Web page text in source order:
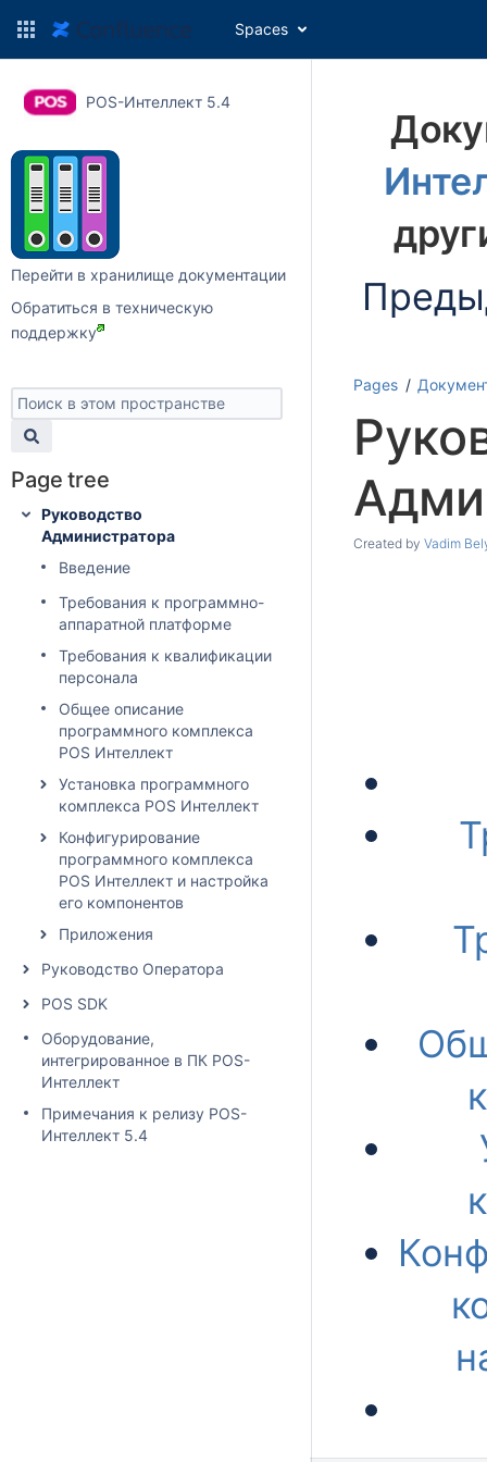
Spaces
POS-Интеллект 5.4
Перейти в хранилище документации
Обратиться в техническую
поддержку
Page tree
Руководство
Администратора
Введение
Требования к программно-
аппаратной платформе
Требования к квалификации
персонала
Общее описание
программного комплекса
POS Интеллект
Установка программного
комплекса POS Интеллект
Конфигурирование
программного комплекса
POS Интеллект и настройка
его компонентов
Приложения
Руководство Оператора
POS SDK
Оборудование,
интегрированное в ПК POS-
Интеллект
Примечания к релизу POS-
Интеллект 5.4
Pages
Created by Vadim